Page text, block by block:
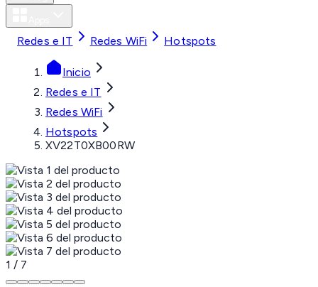
Redes e IT Redes WiFi Hotspots
Inicio
Redes e IT
Redes WiFi
Hotspots
XV22T0XB00RW
1 / 7